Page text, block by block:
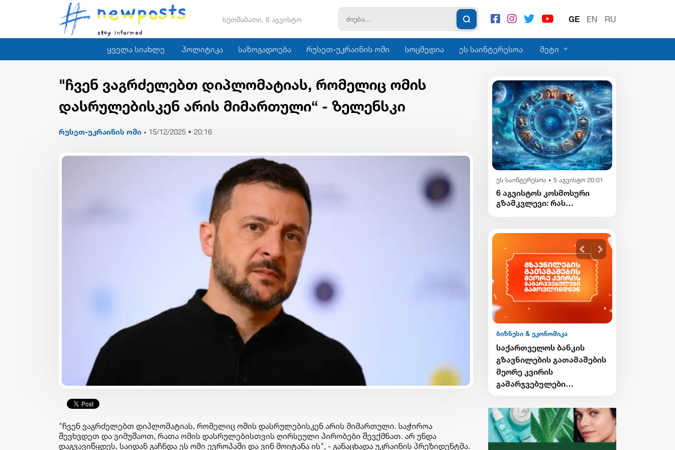
ხუთშაბათი, 6 აგვისტო GE EN RU
ყველა სიახლე პოლიტიკა საზოგადოება რუსეთ-უკრაინის ომი სოცმედია ეს საინტერესოა მეტი
"ჩვენ ვაგრძელებთ დიპლომატიას, რომელიც ომის
დასრულებისკენ არის მიმართული“ - ზელენსკი
რუსეთ-უკრაინის ომი • 15/12/2025 • 20:16
"ჩვენ ვაგრძელებთ დიპლომატიას, რომელიც ომის დასრულებისკენ არის მიმართული. საჭიროა
შევხვდეთ და ვიმუშაოთ, რათა ომის დასრულებისთვის ღირსეული პირობები შევქმნათ. არ უნდა
დაგვავიწყდეს, საიდან გაჩნდა ეს ომი ევროპაში და ვინ მოიტანა ის", - განაცხადა უკრაინის პრეზიდენტმა.
ეს საინტერესოა • 5 აგვისტო 20:01
6 აგვისტოს კოსმოსური
გზამკვლევი: რას
ბანკი CEE
საუკეთესო
დაასახელა
ბიზნესი & ეკონომიკა ბიზნესი & ეკონომიკა
საქართველოს ბანკის ESG
ოსაძემ Partnership 4SDGs
პერსპექტივებზე ისაუბრა
ხმოვანი შეტყობინების
გაგზავნაა შესაძლებელი
ბიზნესი & ეკონომიკა
საქართველოს ბანკის
გზავნილების გათამაშების
მეორე კვირის
გამარჯვებულები